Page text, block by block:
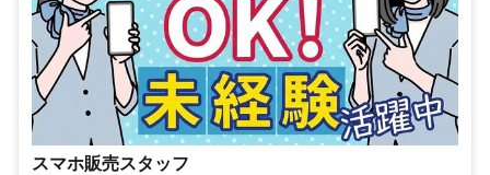
スマホ販売スタッフ